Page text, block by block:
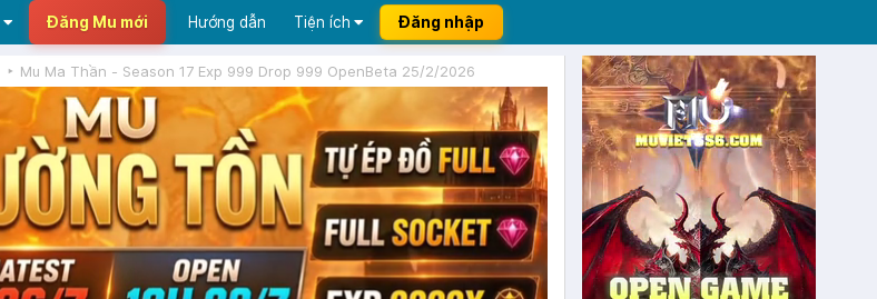
Đăng Mu mới Hướng dẫn Tiện ích Đăng nhập
Mu Ma Thần - Season 17 Exp 999 Drop 999 OpenBeta 25/2/2026